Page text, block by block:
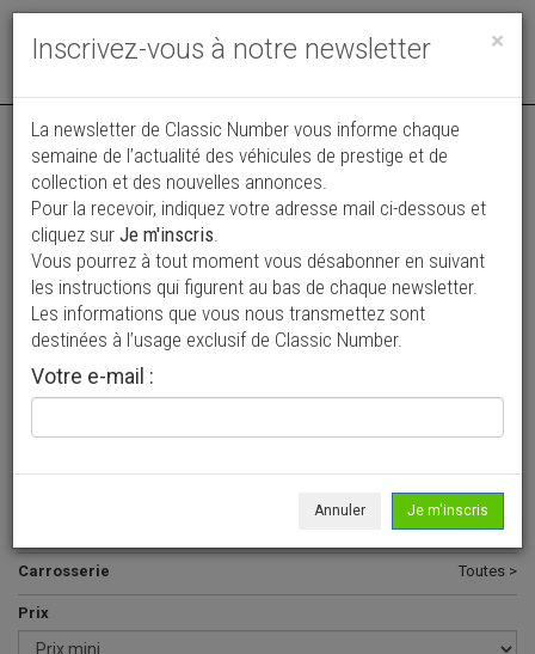
Toggle
Vos annonces vues par
plus de 4 millions de collectionneurs
Ajouter une annonce
> Rechercher un véhicule
Tous >
Carrosserie Toutes >
Prix
×
Inscrivez-vous à notre newsletter
La newsletter de Classic Number vous informe chaque
semaine de l’actualité des véhicules de prestige et de
collection et des nouvelles annonces.
Pour la recevoir, indiquez votre adresse mail ci-dessous et
cliquez sur Je m'inscris.
Vous pourrez à tout moment vous désabonner en suivant
les instructions qui figurent au bas de chaque newsletter.
Les informations que vous nous transmettez sont
destinées à l’usage exclusif de Classic Number.
Votre e-mail :
Annuler Je m'inscris